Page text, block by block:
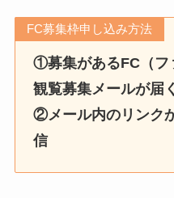
FC募集枠申し込み方法
①募集があるFC（フ
観覧募集メールが届く
②メール内のリンク
信